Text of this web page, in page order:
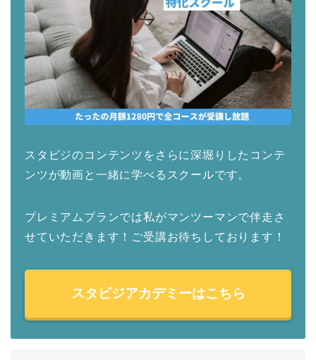
スタビジのコンテンツをさらに深堀りしたコンテ
ンツが動画と一緒に学べるスクールです。
プレミアムプランでは私がマンツーマンで伴走さ
せていただきます！ご受講お待ちしております！
スタビジアカデミーはこちら